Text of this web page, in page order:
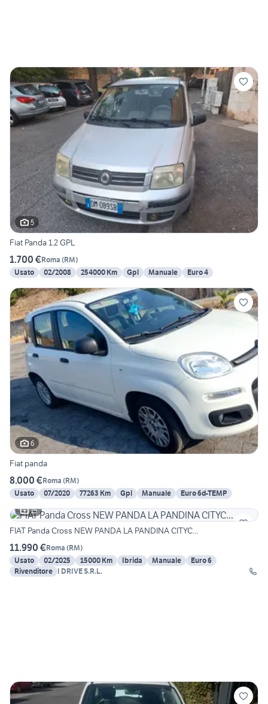
5
Fiat Panda 1.2 GPL
1.700 €Roma (RM)
Usato
02/2008 254000 Km Gpl Manuale Euro 4
6
Fiat panda
8.000 €Roma (RM)
Usato
07/2020 77263 Km Gpl Manuale
Euro 6d-TEMP
15
FIAT Panda Cross NEW PANDA LA PANDINA CITYC...
11.990 €Roma (RM)
Usato
02/2025 15000 Km Ibrida Manuale
Euro 6
Rivenditore I DRIVE S.R.L.